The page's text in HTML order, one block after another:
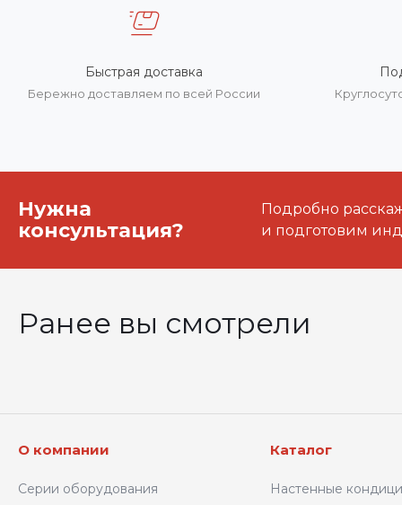
Быстрая доставка
Бережно доставляем по всей России
Нужна
консультация?
Подробно
и подготовим
Ранее вы смотрели
О компании
Серии оборудования
Каталог
Настенные